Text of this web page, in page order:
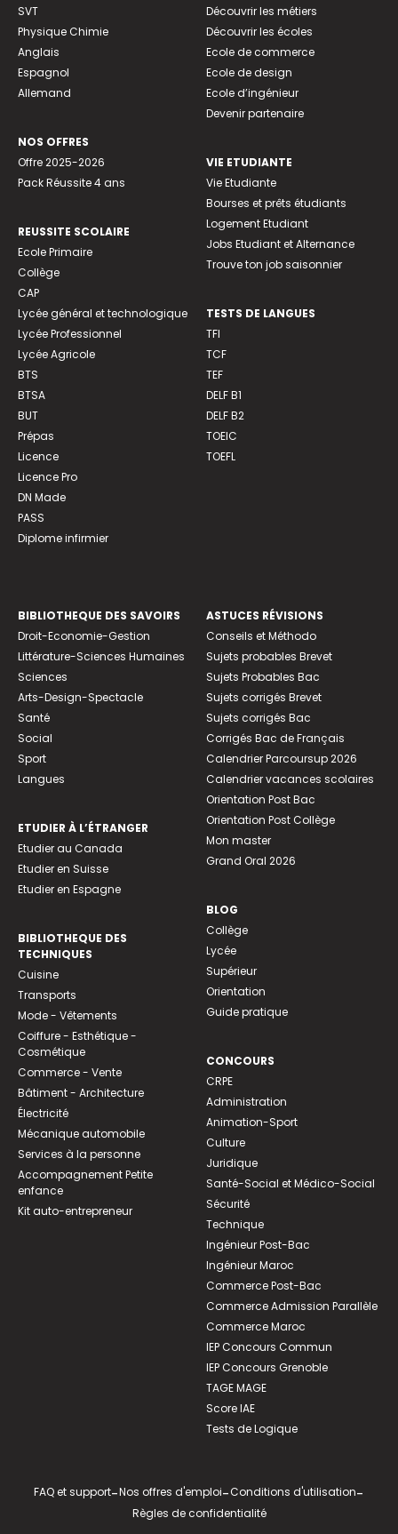
SVT
Physique Chimie
Anglais
Espagnol
Allemand
NOS OFFRES
Offre 2025-2026
Pack Réussite 4 ans
REUSSITE SCOLAIRE
Ecole Primaire
Collège
CAP
Lycée général et technologique
Lycée Professionnel
Lycée Agricole
BTS
BTSA
BUT
Prépas
Licence
Licence Pro
DN Made
PASS
Diplome infirmier
Découvrir les métiers
Découvrir les écoles
Ecole de commerce
Ecole de design
Ecole d’ingénieur
Devenir partenaire
VIE ETUDIANTE
Vie Etudiante
Bourses et prêts étudiants
Logement Etudiant
Jobs Etudiant et Alternance
Trouve ton job saisonnier
TESTS DE LANGUES
TFI
TCF
TEF
DELF B1
DELF B2
TOEIC
TOEFL
BIBLIOTHEQUE DES SAVOIRS
Droit-Economie-Gestion
Littérature-Sciences Humaines
Sciences
Arts-Design-Spectacle
Santé
Social
Sport
Langues
ETUDIER À L’ÉTRANGER
Etudier au Canada
Etudier en Suisse
Etudier en Espagne
BIBLIOTHEQUE DES
TECHNIQUES
Cuisine
Transports
Mode - Vêtements
Coiffure - Esthétique -
Cosmétique
Commerce - Vente
Bâtiment - Architecture
Électricité
Mécanique automobile
Services à la personne
Accompagnement Petite
enfance
Kit auto-entrepreneur
ASTUCES RÉVISIONS
Conseils et Méthodo
Sujets probables Brevet
Sujets Probables Bac
Sujets corrigés Brevet
Sujets corrigés Bac
Corrigés Bac de Français
Calendrier Parcoursup 2026
Calendrier vacances scolaires
Orientation Post Bac
Orientation Post Collège
Mon master
Grand Oral 2026
BLOG
Collège
Lycée
Supérieur
Orientation
Guide pratique
CONCOURS
CRPE
Administration
Animation-Sport
Culture
Juridique
Santé-Social et Médico-Social
Sécurité
Technique
Ingénieur Post-Bac
Ingénieur Maroc
Commerce Post-Bac
Commerce Admission Parallèle
Commerce Maroc
IEP Concours Commun
IEP Concours Grenoble
TAGE MAGE
Score IAE
Tests de Logique
FAQ et support-Nos offres d'emploi-Conditions d'utilisation-
Règles de confidentialité